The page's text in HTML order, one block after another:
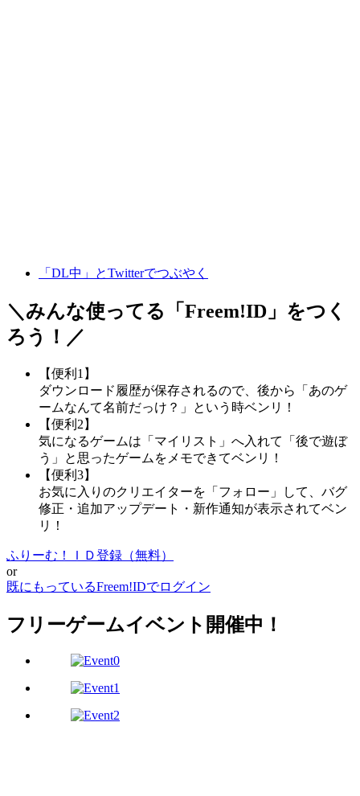
「DL中」とTwitterでつぶやく
＼みんな使ってる「 Freem!ID 」をつく
ろう！／
【便利1】
ダウンロード履歴が保存されるので、後から「あのゲ
ームなんて名前だっけ？」という時ベンリ！
【便利2】
気になるゲームは「マイリスト」へ入れて「後で遊ぼ
う」と思ったゲームをメモできてベンリ！
【便利3】
お気に入りのクリエイターを「フォロー」して、バグ
修正・追加アップデート・新作通知が表示されてベン
リ！
ふりーむ！ＩＤ登録（無料）
or
既にもっているFreem!IDでログイン
フリーゲームイベント開催中！